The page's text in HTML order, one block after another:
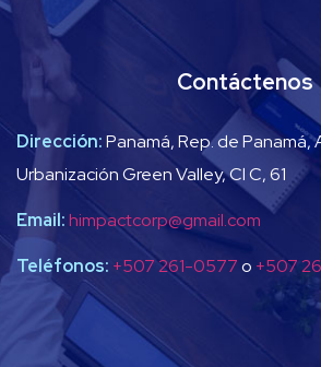
Contáctenos
Dirección:Panamá, Rep. de Panamá,
Urbanización Green Valley, Cl C, 61
Email:himpactcorp@gmail.com
Teléfonos: +507 261-0577o +507